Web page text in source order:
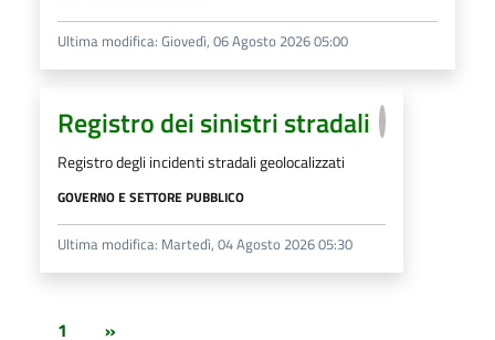
Ultima modifica: Giovedì, 06 Agosto 2026 05:00
Registro dei sinistri stradali
Registro degli incidenti stradali geolocalizzati
GOVERNO E SETTORE PUBBLICO
Ultima modifica: Martedì, 04 Agosto 2026 05:30
1 »